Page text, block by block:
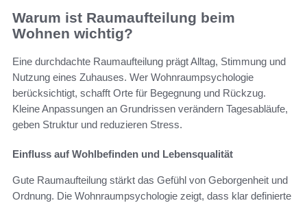
Warum ist Raumaufteilung beim
Wohnen wichtig?
Eine durchdachte Raumaufteilung prägt Alltag, Stimmung und
Nutzung eines Zuhauses. Wer Wohnraumpsychologie
berücksichtigt, schafft Orte für Begegnung und Rückzug.
Kleine Anpassungen an Grundrissen verändern Tagesabläufe,
geben Struktur und reduzieren Stress.
Einfluss auf Wohlbefinden und Lebensqualität
Gute Raumaufteilung stärkt das Gefühl von Geborgenheit und
Ordnung. Die Wohnraumpsychologie zeigt, dass klar definierte